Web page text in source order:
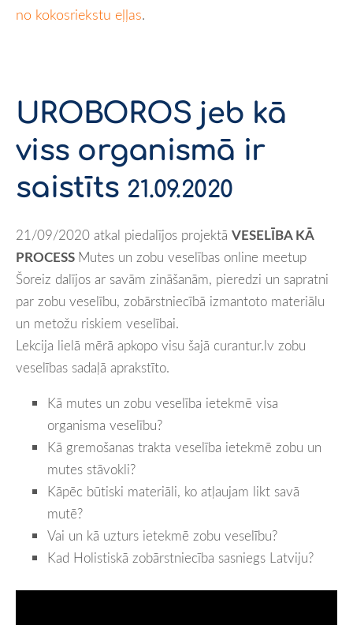
no kokosriekstu eļļas.
UROBOROS jeb kā
viss organismā ir
saistīts 21.09.2020
21/09/2020 atkal piedalījos projektā VESELĪBA KĀ
PROCESS Mutes un zobu veselības online meetup
Šoreiz dalījos ar savām zināšanām, pieredzi un sapratni
par zobu veselību, zobārstniecībā izmantoto materiālu
un metožu riskiem veselībai.
Lekcija lielā mērā apkopo visu šajā curantur.lv zobu
veselības sadaļā aprakstīto.
Kā mutes un zobu veselība ietekmē visa
organisma veselību?
Kā gremošanas trakta veselība ietekmē zobu un
mutes stāvokli?
Kāpēc būtiski materiāli, ko atļaujam likt savā
mutē?
Vai un kā uzturs ietekmē zobu veselību?
Kad Holistiskā zobārstniecība sasniegs Latviju?